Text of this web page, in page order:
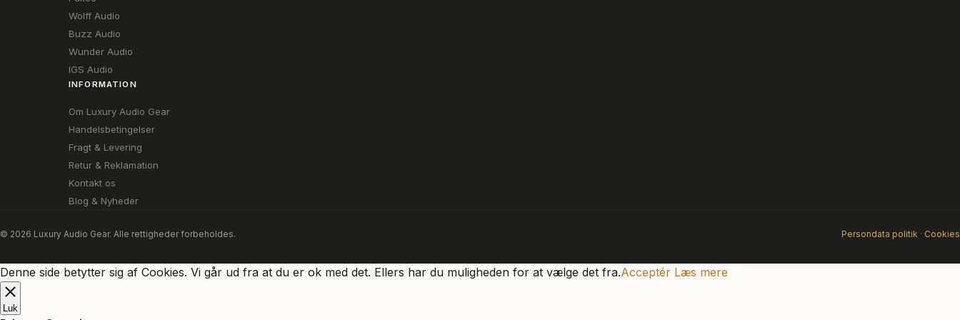
Wolff Audio
Buzz Audio
Wunder Audio
IGS Audio
INFORMATION
Om Luxury Audio Gear
Handelsbetingelser
Fragt & Levering
Retur & Reklamation
Kontakt os
Blog & Nyheder
© 2026 Luxury Audio Gear. Alle rettigheder forbeholdes. Persondata politik · Cookies
Denne side betytter sig af Cookies. Vi går ud fra at du er ok med det. Ellers har du muligheden for at vælge det fra.Acceptér Læs mere
Luk